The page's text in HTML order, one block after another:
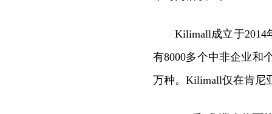
Kilimall成立于2014
有8000多个中非企业和
万种。Kilimall仅在肯尼